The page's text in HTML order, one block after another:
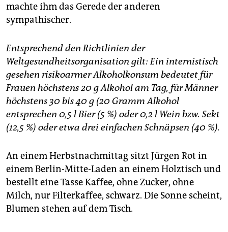
machte ihm das Gerede der anderen
sympathischer.
Entsprechend den Richtlinien der
Weltgesundheitsorganisation gilt: Ein internistisch
gesehen risikoarmer Alkoholkonsum bedeutet für
Frauen höchstens 20 g Alkohol am Tag, für Männer
höchstens 30 bis 40 g (20 Gramm Alkohol
entsprechen 0,5 l Bier (5 %) oder 0,2 l Wein bzw. Sekt
(12,5 %) oder etwa drei einfachen Schnäpsen (40 %).
An einem Herbstnachmittag sitzt Jürgen Rot in
einem Berlin-Mitte-Laden an einem Holztisch und
bestellt eine Tasse Kaffee, ohne Zucker, ohne
Milch, nur Filterkaffee, schwarz. Die Sonne scheint,
Blumen stehen auf dem Tisch.